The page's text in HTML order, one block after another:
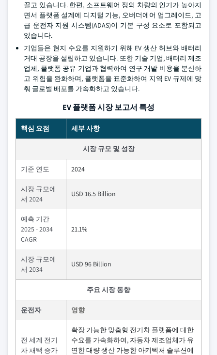
끌고 있습니다. 한편, 소프트웨어 정의 차량의 인기가 높아지
면서 플랫폼 설계에 디지털 기능, 오버더에어 업그레이드, 고
급 운전자 지원 시스템(ADAS)이 기본 구성 요소로 포함되고
있습니다.
기업들은 현지 수요를 지원하기 위해 EV 생산 허브와 배터리
거대 공장을 설립하고 있습니다. 또한 기술 기업, 배터리 제조
업체, 플랫폼 공유 기업과 협력하여 연구 개발 비용을 분산하
고 위험을 완화하며, 플랫폼을 표준화하여 지역 EV 규제에 맞
춰 글로벌 배포를 가속화하고 있습니다.
EV 플랫폼 시장 보고서 특성
핵심 요점 세부 사항
시장 규모 및 성장
기준 연도 2024
시장 규모에
서 2024
USD 16.5 Billion
예측 기간
2025 - 2034
CAGR
21.1%
시장 규모에
서 2034
USD 96 Billion
주요 시장 동향
운전자 영향
전 세계 전기
차 채택 증가
확장 가능한 맞춤형 전기차 플랫폼에 대한
수요를 가속화하여, 자동차 제조업체가 유
연한 대량 생산 가능한 아키텍처 솔루션에